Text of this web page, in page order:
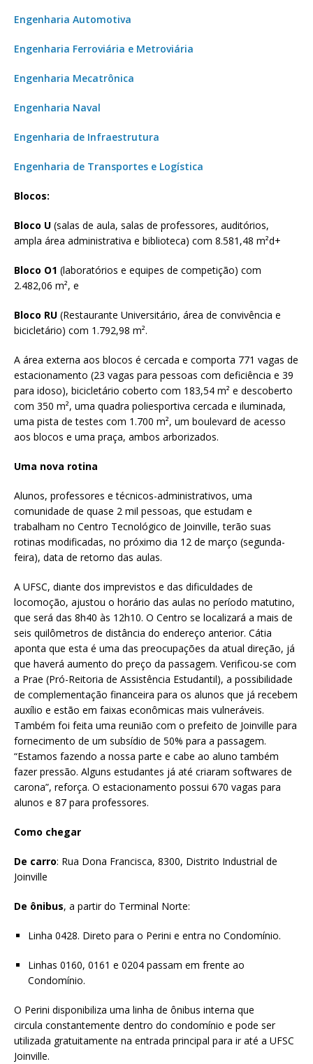
Engenharia Automotiva
Engenharia Ferroviária e Metroviária
Engenharia Mecatrônica
Engenharia Naval
Engenharia de Infraestrutura
Engenharia de Transportes e Logística
Blocos:
Bloco U (salas de aula, salas de professores, auditórios,
ampla área administrativa e biblioteca) com 8.581,48 m²d+
Bloco O1 (laboratórios e equipes de competição) com
2.482,06 m², e
Bloco RU (Restaurante Universitário, área de convivência e
bicicletário) com 1.792,98 m².
A área externa aos blocos é cercada e comporta 771 vagas de
estacionamento (23 vagas para pessoas com deficiência e 39
para idoso), bicicletário coberto com 183,54 m² e descoberto
com 350 m², uma quadra poliesportiva cercada e iluminada,
uma pista de testes com 1.700 m², um boulevard de acesso
aos blocos e uma praça, ambos arborizados.
Uma nova rotina
Alunos, professores e técnicos-administrativos, uma
comunidade de quase 2 mil pessoas, que estudam e
trabalham no Centro Tecnológico de Joinville, terão suas
rotinas modificadas, no próximo dia 12 de março (segunda-
feira), data de retorno das aulas.
A UFSC, diante dos imprevistos e das dificuldades de
locomoção, ajustou o horário das aulas no período matutino,
que será das 8h40 às 12h10. O Centro se localizará a mais de
seis quilômetros de distância do endereço anterior. Cátia
aponta que esta é uma das preocupações da atual direção, já
que haverá aumento do preço da passagem. Verificou-se com
a Prae (Pró-Reitoria de Assistência Estudantil), a possibilidade
de complementação financeira para os alunos que já recebem
auxílio e estão em faixas econômicas mais vulneráveis.
Também foi feita uma reunião com o prefeito de Joinville para
fornecimento de um subsídio de 50% para a passagem.
“Estamos fazendo a nossa parte e cabe ao aluno também
fazer pressão. Alguns estudantes já até criaram softwares de
carona”, reforça. O estacionamento possui 670 vagas para
alunos e 87 para professores.
Como chegar
De carro: Rua Dona Francisca, 8300, Distrito Industrial de
Joinville
De ônibus, a partir do Terminal Norte:
Linha 0428. Direto para o Perini e entra no Condomínio.
Linhas 0160, 0161 e 0204 passam em frente ao
Condomínio.
O Perini disponibiliza uma linha de ônibus interna que
circula constantemente dentro do condomínio e pode ser
utilizada gratuitamente na entrada principal para ir até a UFSC
Joinville.